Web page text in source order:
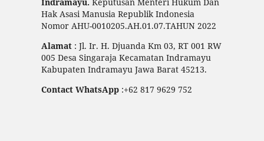
Hak Asasi Manusia Republik Indonesia
Nomor AHU-0010205.AH.01.07.TAHUN 2022
Alamat: Jl. Ir. H. Djuanda Km 03, RT 001 RW
005 Desa Singaraja Kecamatan Indramayu
Kabupaten Indramayu Jawa Barat 45213.
Contact WhatsApp:+62 817 9629 752